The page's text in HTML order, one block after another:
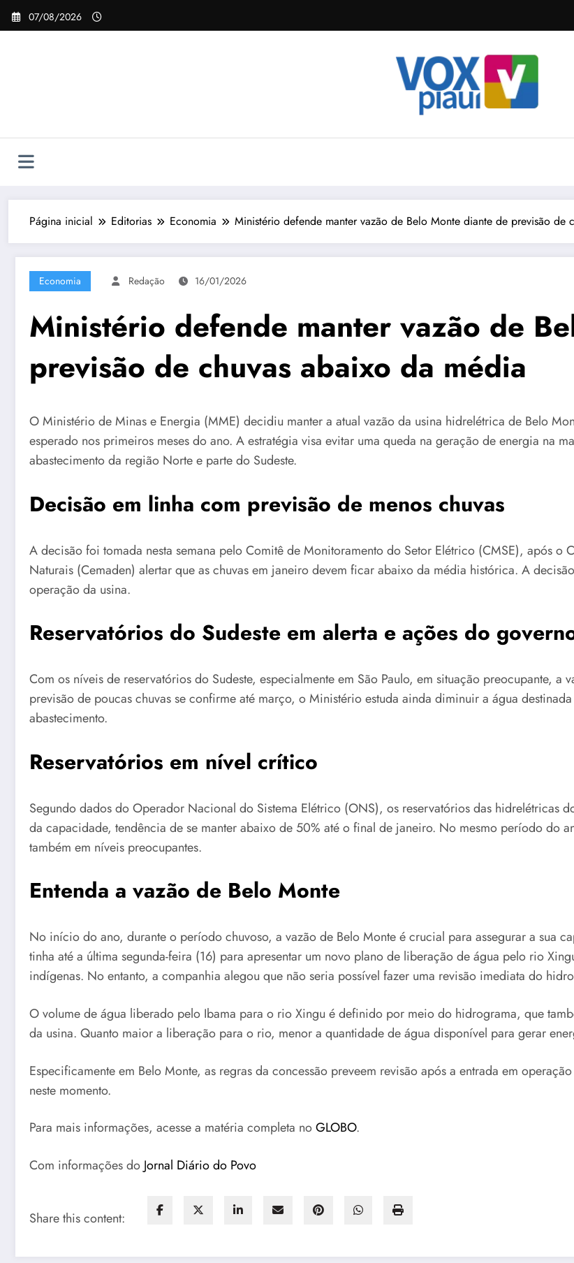
Pular
para
07/08/2026
Página inicial Editorias Economia Ministério defende manter vazão de Belo Monte diante de previsão de
Economia Redação 16/01/2026
Ministério defende manter vazão de
previsão de chuvas abaixo da média
O Ministério de Minas e Energia (MME) decidiu manter a atual vazão da usina hidrelétrica de Belo
esperado nos primeiros meses do ano. A estratégia visa evitar uma queda na geração de energia na
abastecimento da região Norte e parte do Sudeste.
Decisão em linha com previsão de menos chuvas
A decisão foi tomada nesta semana pelo Comitê de Monitoramento do Setor Elétrico (CMSE), após o
Naturais (Cemaden) alertar que as chuvas em janeiro devem ficar abaixo da média histórica. A
operação da usina.
Reservatórios do Sudeste em alerta e ações do
Com os níveis de reservatórios do Sudeste, especialmente em São Paulo, em situação preocupante, a
previsão de poucas chuvas se confirme até março, o Ministério estuda ainda diminuir a água
abastecimento.
Reservatórios em nível crítico
Segundo dados do Operador Nacional do Sistema Elétrico (ONS), os reservatórios das hidrelétricas
da capacidade, tendência de se manter abaixo de 50% até o final de janeiro. No mesmo período do
também em níveis preocupantes.
Entenda a vazão de Belo Monte
No início do ano, durante o período chuvoso, a vazão de Belo Monte é crucial para assegurar a sua
tinha até a última segunda-feira (16) para apresentar um novo plano de liberação de água pelo rio
indígenas. No entanto, a companhia alegou que não seria possível fazer uma revisão imediata do
O volume de água liberado pelo Ibama para o rio Xingu é definido por meio do hidrograma, que
da usina. Quanto maior a liberação para o rio, menor a quantidade de água disponível para gerar
Especificamente em Belo Monte, as regras da concessão preveem revisão após a entrada em
neste momento.
Para mais informações, acesse a matéria completa noGLOBO.
Com informações do Jornal Diário do Povo
Share this content: